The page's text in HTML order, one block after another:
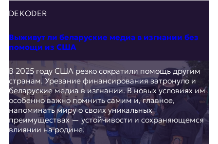
DEKODER
Выживут ли беларуские медиа в изгнании без
помощи из США
В 2025 году США резко сократили помощь другим
странам. Урезание финансирования затронуло и
беларуские медиа в изгнании. В новых условиях им
особенно важно помнить самим и, главное,
напоминать миру о своих уникальных
преимуществах — устойчивости и сохраняющемся
влиянии на родине.